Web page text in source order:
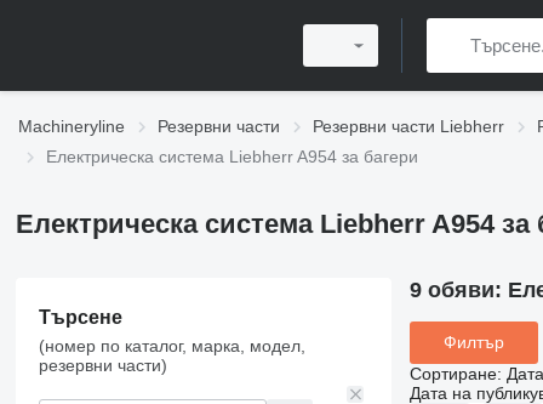
Machineryline Резервни части Резервни части Liebherr
Електрическа система Liebherr A954 за багери
Електрическа система Liebherr A954 за
Търсене
(номер по каталог, марка, модел,
резервни части)
9 обяви:
Филтър
Сортиране:
Дата на